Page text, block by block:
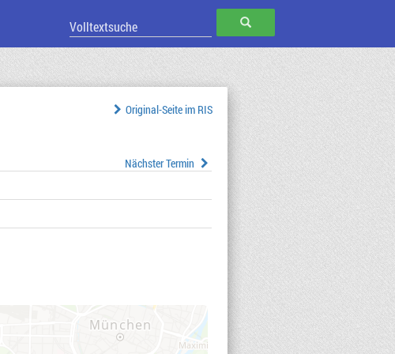
SUCHEN
Original-Seite im RIS
Nächster Termin